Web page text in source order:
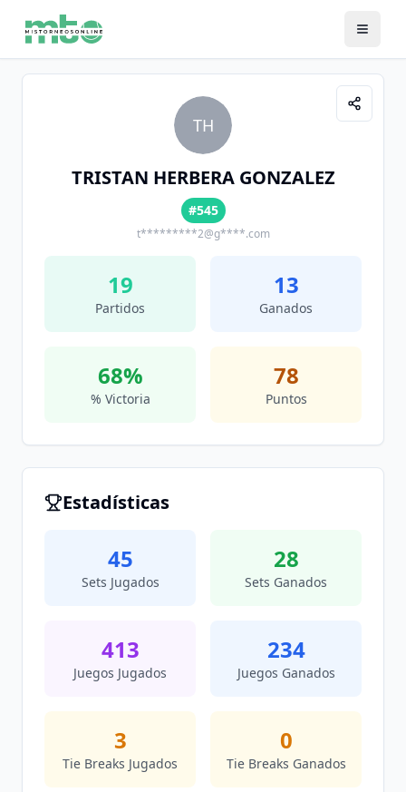
TH
TRISTAN HERBERA GONZALEZ
#545
t*********2@g****.com
19
Partidos
13
Ganados
68%
% Victoria
78
Puntos
Estadísticas
45
Sets Jugados
28
Sets Ganados
413
Juegos Jugados
234
Juegos Ganados
3
Tie Breaks Jugados
0
Tie Breaks Ganados